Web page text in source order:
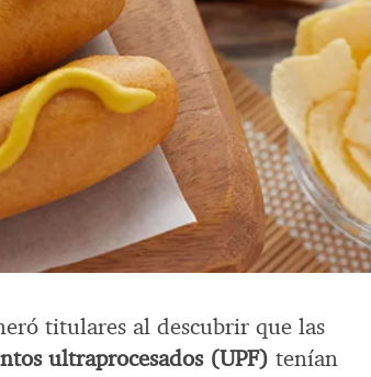
titulares al descubrir que las
ultraprocesados (UPF) tenían